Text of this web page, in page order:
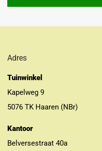
Adres
Tuinwinkel
Kapelweg 9
5076 TK Haaren (NBr)
Kantoor
Belversestraat 40a